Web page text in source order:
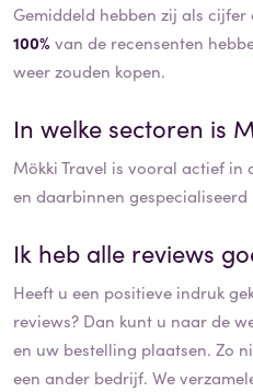
Gemiddeld hebben zij als cijfer
100% van de recensenten
weer zouden kopen.
In welke sectoren is
Mökki Travel is vooral actief in
en daarbinnen
Ik heb alle reviews
Heeft u een positieve indruk
reviews? Dan kunt u naar de
en uw bestelling plaatsen. Zo
een ander bedrijf. We